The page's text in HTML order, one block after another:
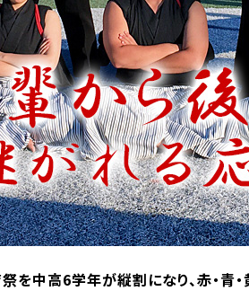
を中高6学年が縦割になり、赤・青